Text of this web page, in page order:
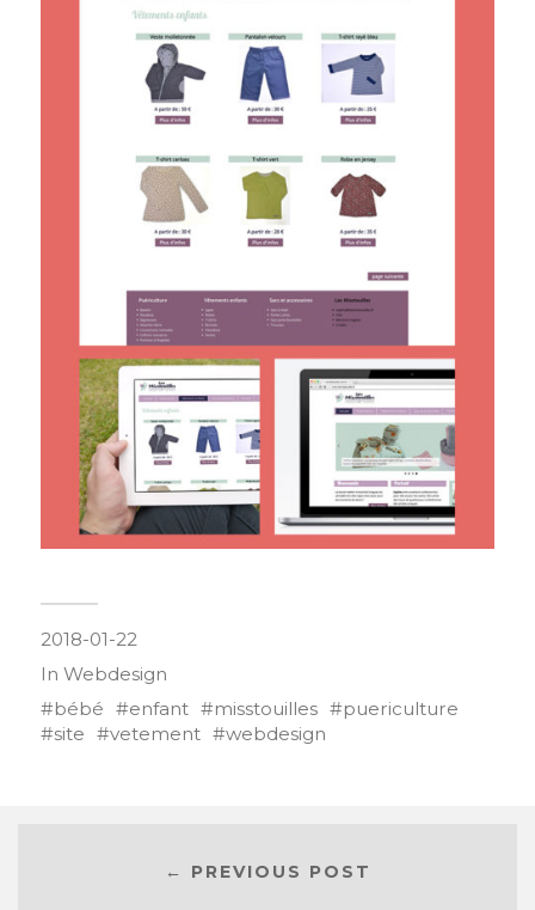
2018-01-22
In Webdesign
bébé
enfant misstouilles
puericulture
site
vetement webdesign
← PREVIOUS POST